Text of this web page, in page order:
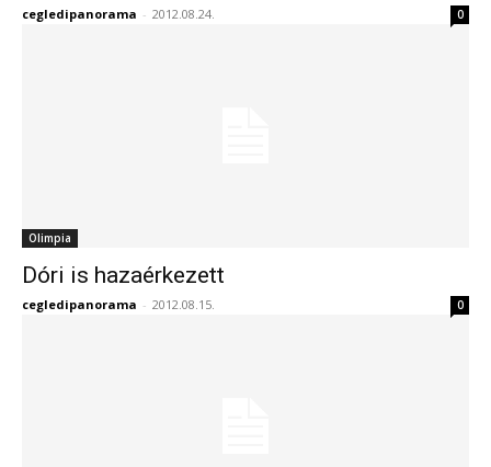
cegledipanorama - 2012.08.24. 0
Olimpia
Dóri is hazaérkezett
cegledipanorama - 2012.08.15. 0